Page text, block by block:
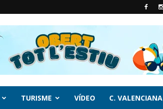
TURISME VÍDEO C. VALENCIANA